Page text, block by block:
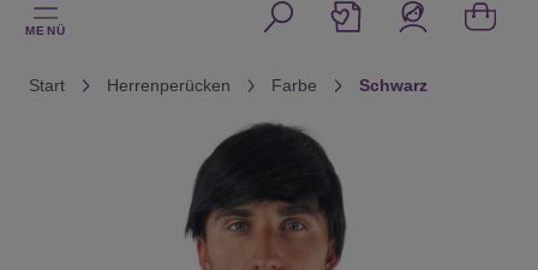
MENÜ
Start Herrenperücken Farbe Schwarz
Bildergalerie überspringen